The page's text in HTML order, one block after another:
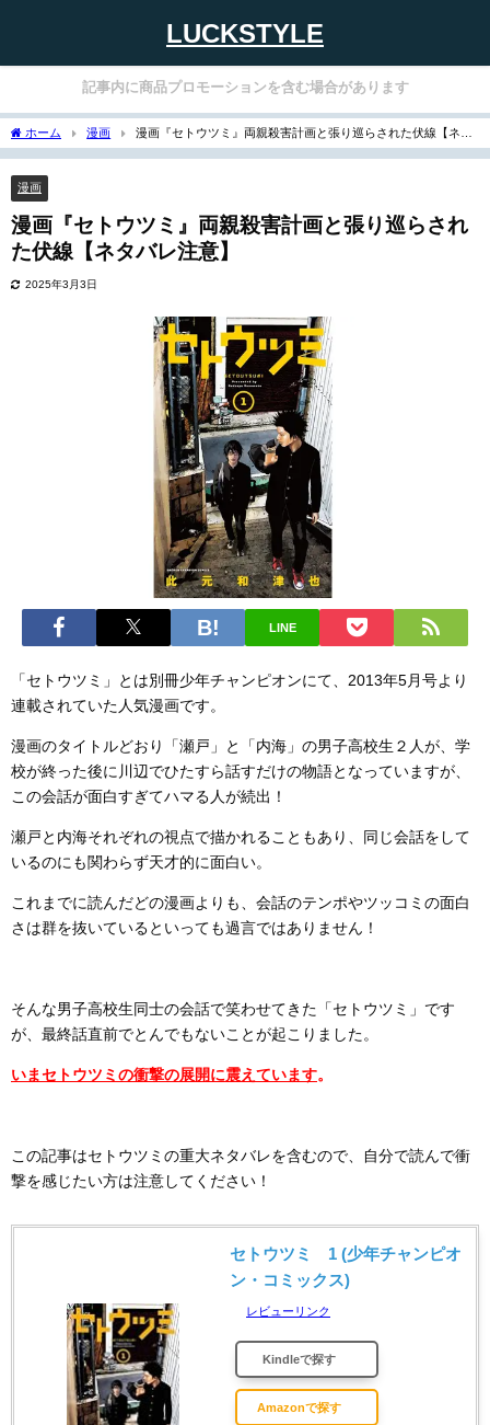
LUCKSTYLE
記事内に商品プロモーションを含む場合があります
ホーム 漫画
漫画『セトウツミ』両親殺害計画と張り巡らされた伏線【ネタ
バレ注意】
漫画
漫画『セトウツミ』両親殺害計画と張り巡らされ
た伏線【ネタバレ注意】
2025年3月3日
LINE
「セトウツミ」とは別冊少年チャンピオンにて、2013年5月号より
連載されていた人気漫画です。
漫画のタイトルどおり「瀬戸」と「内海」の男子高校生２人が、学
校が終った後に川辺でひたすら話すだけの物語となっていますが、
この会話が面白すぎてハマる人が続出！
瀬戸と内海それぞれの視点で描かれることもあり、同じ会話をして
いるのにも関わらず天才的に面白い。
これまでに読んだどの漫画よりも、会話のテンポやツッコミの面白
さは群を抜いているといっても過言ではありません！
そんな男子高校生同士の会話で笑わせてきた「セトウツミ」です
が、最終話直前でとんでもないことが起こりました。
いまセトウツミの衝撃の展開に震えています。
この記事はセトウツミの重大ネタバレを含むので、自分で読んで衝
撃を感じたい方は注意してください！
セトウツミ 1 (少年チャンピオ
ン・コミックス)
レビューリンク
Kindleで探す
Amazonで探す